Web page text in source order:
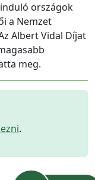
országok
a Nemzet
Albert Vidal Díjat
meg.
.